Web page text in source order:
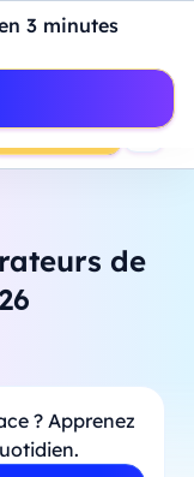
3 minutes
premier
18h00
Prendre RDV
de
? Apprenez